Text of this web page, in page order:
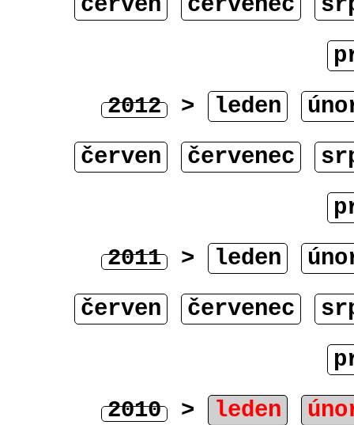
2012 > leden
červen
červenec
2011 > leden
červen
červenec
2010 > leden